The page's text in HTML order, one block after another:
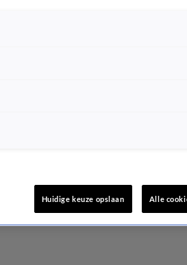
Huidige keuze opslaan Alle